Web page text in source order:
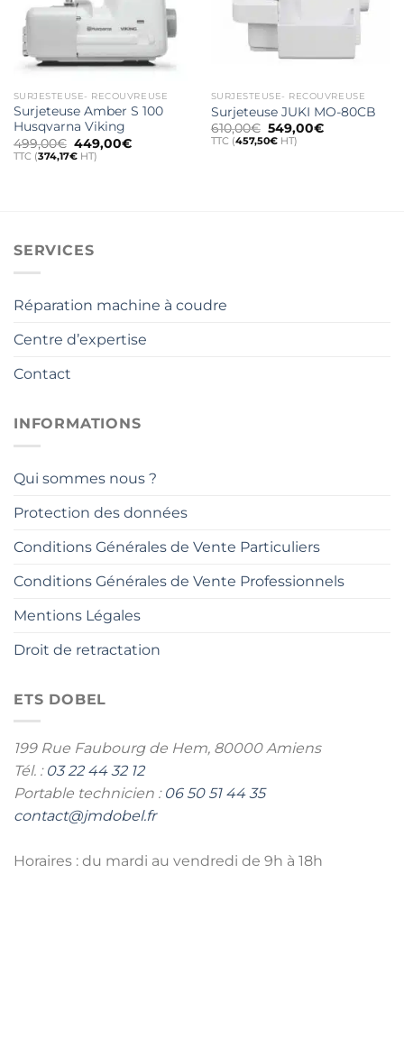
SURJESTEUSE- RECOUVREUSE
Surjeteuse Amber S 100
Husqvarna Viking
499,00€ Le
prix
initial
449,00€Le
TTC (374,17€HT)
SURJESTEUSE- RECOUVREUSE
Surjeteuse JUKI MO-80CB
610,00€ Le
prix
initial
549,00€Le
TTC (457,50€HT)
SERVICES
Réparation machine à coudre
Centre d’expertise
Contact
INFORMATIONS
Qui sommes nous ?
Protection des données
Conditions Générales de Vente Particuliers
Conditions Générales de Vente Professionnels
Mentions Légales
Droit de retractation
ETS DOBEL
199 Rue Faubourg de Hem, 80000 Amiens
Tél. : 03 22 44 32 12
Portable technicien : 06 50 51 44 35
contact@jmdobel.fr
Horaires : du mardi au vendredi de 9h à 18h